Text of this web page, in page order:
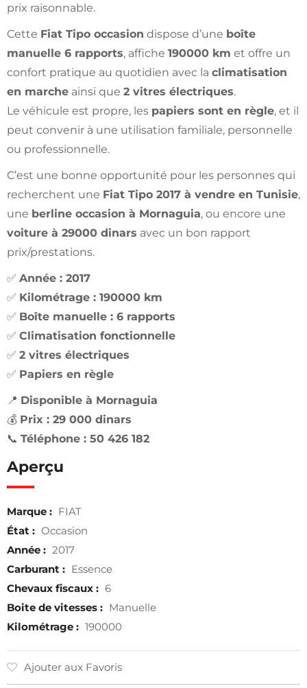
prix raisonnable.
Cette Fiat Tipo occasion dispose d’une boîte
manuelle 6 rapports, affiche 190000 km et offre un
confort pratique au quotidien avec la climatisation
en marche ainsi que 2 vitres électriques.
Le véhicule est propre, les papiers sont en règle, et il
peut convenir à une utilisation familiale, personnelle
ou professionnelle.
C’est une bonne opportunité pour les personnes qui
recherchent une Fiat Tipo 2017 à vendre en Tunisie,
une berline occasion à Mornaguia, ou encore une
voiture à 29000 dinars avec un bon rapport
prix/prestations.
✅ Année : 2017
✅ Kilométrage : 190000 km
✅ Boîte manuelle : 6 rapports
✅ Climatisation fonctionnelle
✅ 2 vitres électriques
✅ Papiers en règle
📍 Disponible à Mornaguia
💰 Prix : 29 000 dinars
📞 Téléphone : 50 426 182
Aperçu
Marque : FIAT
État : Occasion
Année : 2017
Carburant : Essence
Chevaux fiscaux : 6
Boite de vitesses : Manuelle
Kilométrage : 190000
Ajouter aux Favoris